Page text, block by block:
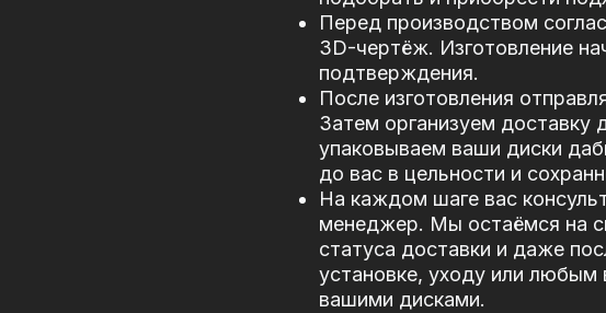
Перед производством
3D-чертёж. Изготовление
подтверждения.
После изготовления
Затем организуем доставку
упаковываем ваши диски
до вас в цельности и
На каждом шаге вас
менеджер. Мы остаёмся на
статуса доставки и даже
установке, уходу или
вашими дисками.